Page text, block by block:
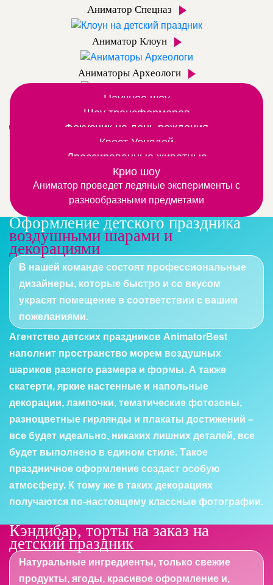
Аниматор Спецназ
Аниматор Клоун
Аниматоры Археологи
Дополнительные шоу программы
Научное шоу
Вместе с аниматором открываем мир химии и
физики
Шоу трансформеров
Шоу роботов трансформеров постреляем из
дымовой светящейся пушки
Фокусник на день рождения
Шоу фокусов любят даже взрослые, а дети – тем
более
Квест Уэнсдей
Замечательная программа для тех, кто любят
узнавать, что-то новое и интересное
Дрессированные животные
Это веселые номера с участием четвероногих или
пернатых артистов
Крио шоу
Аниматор проведет ледяные эксперименты с
разнообразными предметами
Оформление детского праздника
воздушными шарами и
декорациями
В нашей команде состоят профессиональные
дизайнеры, которые быстро и со вкусом
украсят помещение в соответствии с вашим
пожеланиями.
Агентство детских праздников AnimatorBest
наполнит пространство морем воздушных
шариков разного размера и формы. А также
скатерти, яркие настенные и напольные
декорации, лампочки, тематические фотозоны,
разноцветные гирлянды и плакаты достижений –
все будет идеально, никаких лишних деталей, все
будет выполнено в едином стиле. Такое
праздничное оформление создаст особую
атмосферу. К тому же в таких декорациях
получаются по-настоящему классные фотографии.
Кэндибар, торты на заказ на
детский праздник
Натуральные ингредиенты, только свежие
продукты, ягоды, красивое оформление и,